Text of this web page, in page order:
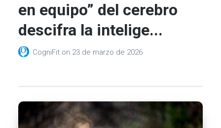
en equipo” del cerebro
descifra la intelige...
CogniFit on 23 de marzo de 2026